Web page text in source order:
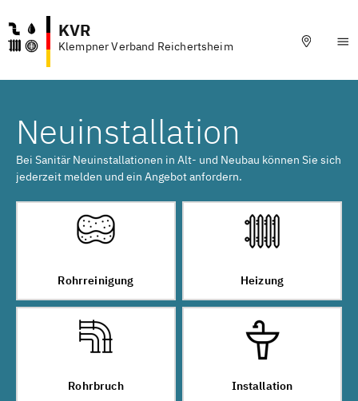
KVR
Klempner Verband Reichertsheim
Neuinstallation
Bei Sanitär Neuinstallationen in Alt- und Neubau können Sie sich
jederzeit melden und ein Angebot anfordern.
Rohrreinigung Heizung
Rohrbruch Installation